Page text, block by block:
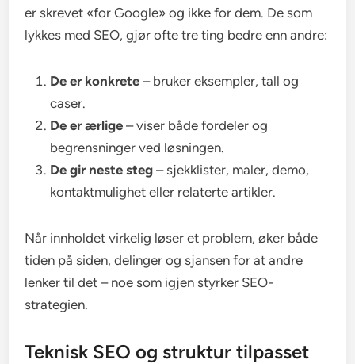
er skrevet «for Google» og ikke for dem. De som
lykkes med SEO, gjør ofte tre ting bedre enn andre:
De er konkrete – bruker eksempler, tall og
caser.
De er ærlige – viser både fordeler og
begrensninger ved løsningen.
De gir neste steg – sjekklister, maler, demo,
kontaktmulighet eller relaterte artikler.
Når innholdet virkelig løser et problem, øker både
tiden på siden, delinger og sjansen for at andre
lenker til det – noe som igjen styrker SEO-
strategien.
Teknisk SEO og struktur tilpasset